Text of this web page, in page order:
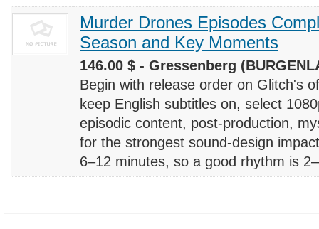
Murder Drones Episodes
Season and Key Moments
146.00 $ - Gressenberg
Begin with release order on Glitch's
keep English subtitles on, select
episodic content, post-production,
for the strongest sound-design
6–12 minutes, so a good rhythm is